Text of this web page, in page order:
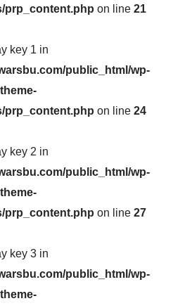
prp_content.php on line 21
key 1 in
public_html/wp-
prp_content.php on line 24
key 2 in
public_html/wp-
prp_content.php on line 27
key 3 in
public_html/wp-